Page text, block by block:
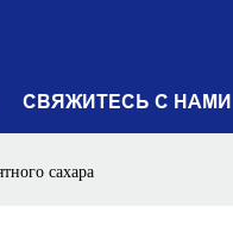
СВЯЖИТЕСЬ С НАМИ
сахара